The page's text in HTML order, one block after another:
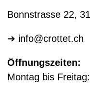
Bonnstrasse 22,
➔ info@crottet.ch
Öffnungszeiten:
Montag bis